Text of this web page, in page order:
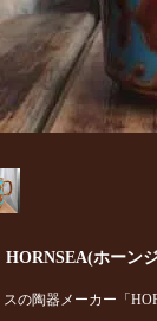
HORNSEA(ホーン
スの陶器メーカー「